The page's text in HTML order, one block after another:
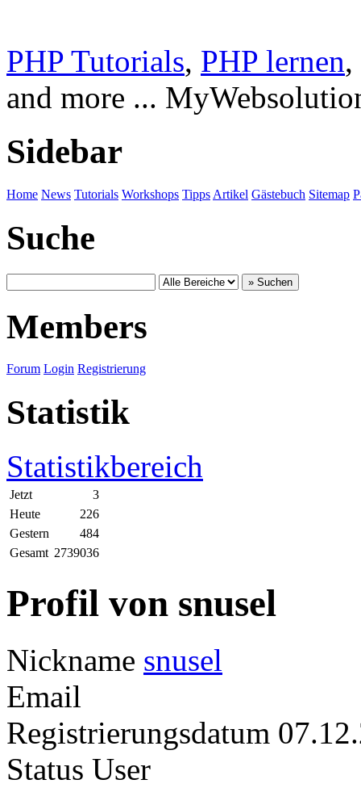
PHP Tutorials, PHP lernen,
and more ...
Sidebar
Home News Tutorials Workshops Tipps Artikel Gästebuch Sitemap
Suche
Members
Forum Login Registrierung
Statistik
Statistikbereich
Jetzt
3
Heute
226
Gestern
484
Gesamt 2739036
Profil von snusel
Nickname snusel
Email
Registrierungsdatum
Status User